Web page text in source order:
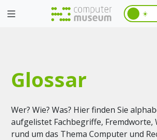
☀️
Glossar
Wer? Wie? Was? Hier finden Sie
aufgelistet Fachbegriffe, Fremdworte,
rund um das Thema Computer und